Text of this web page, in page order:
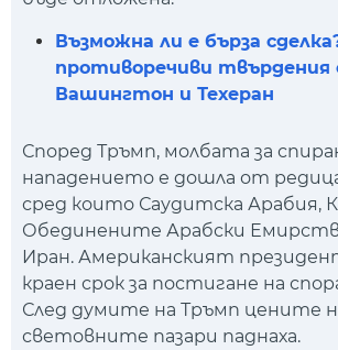
Възможна ли е бърза
противоречиви твърдения
Вашингтон и Техеран
Според Тръмп, молбата за
нападението е дошла от
сред които Саудитска Арабия,
Обединените Арабски
Иран. Американският
краен срок за постигане на
След думите на Тръмп цените
световните пазари паднаха.